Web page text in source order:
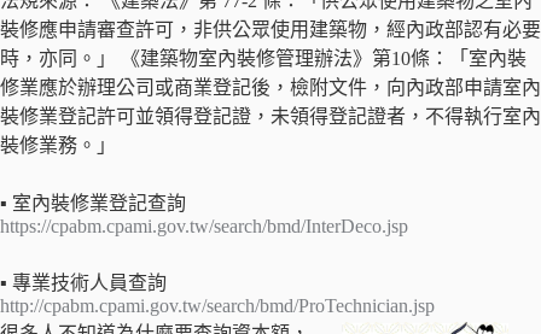
裝修應申請審查許可，非供公眾使用建築物，經內政部認有必要
時，亦同。」 《建築物室內裝修管理辦法》第10條：「室內裝
修業應於辦理公司或商業登記後，檢附文件，向內政部申請室內
裝修業登記許可並領得登記證，未領得登記證者，不得執行室內
裝修業務。」
▪ 室內裝修業登記查詢
https://cpabm.cpami.gov.tw/search/bmd/InterDeco.jsp
▪ 專業技術人員查詢
http://cpabm.cpami.gov.tw/search/bmd/ProTechnician.jsp